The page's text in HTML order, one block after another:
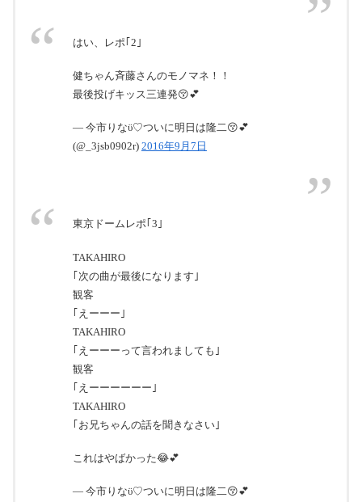
はい、レポ｢2｣
健ちゃん斉藤さんのモノマネ！！
最後投げキッス三連発😚💕
— 今市りなϋ♡ついに明日は隆二😚💕
(@_3jsb0902r) 2016年9月7日
東京ドームレポ｢3｣
TAKAHIRO
｢次の曲が最後になります｣
観客
｢えーーー｣
TAKAHIRO
｢えーーーって言われましても｣
観客
｢えーーーーーー｣
TAKAHIRO
｢お兄ちゃんの話を聞きなさい｣
これはやばかった😂💕
— 今市りなϋ♡ついに明日は隆二😚💕